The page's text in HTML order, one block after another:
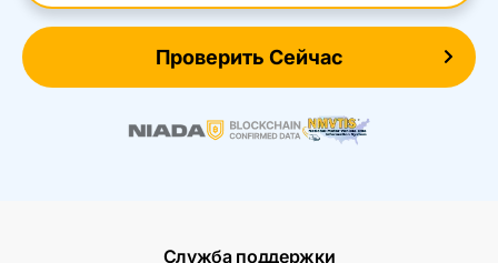
Проверить Сейчас
Служба поддержки